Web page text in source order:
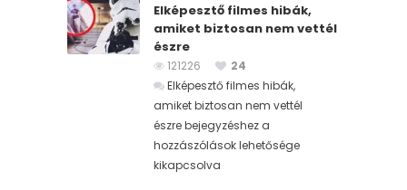
Elképesztő filmes hibák,
amiket biztosan nem vettél
észre
121226
24
Elképesztő filmes hibák,
amiket biztosan nem vettél
észre bejegyzéshez a
hozzászólások lehetősége
kikapcsolva